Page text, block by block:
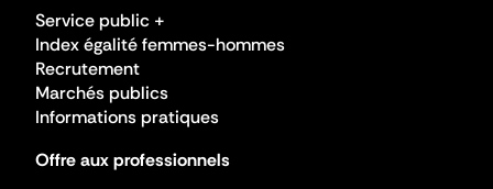
Service public +
Index égalité femmes-hommes
Recrutement
Marchés publics
Informations pratiques
Offre aux professionnels